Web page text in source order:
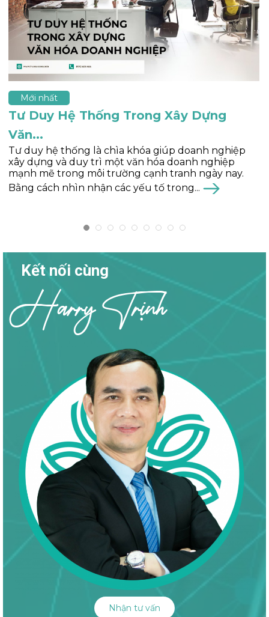
Mới nhất
5 vấn đề cho thấy doanh nghiệp cần...
Tái tạo đội ngũ là bài toán của nhiều doanh nghiệp
trong việc quản trị đội nhóm, quản trị doanh
nghiệp. Những vấn đề nào thường thấy trong
doanh nghiệp và cần thực hiện tái tạo? Trong...
Kết nối cùng
Harry Trịnh
Nhận tư vấn